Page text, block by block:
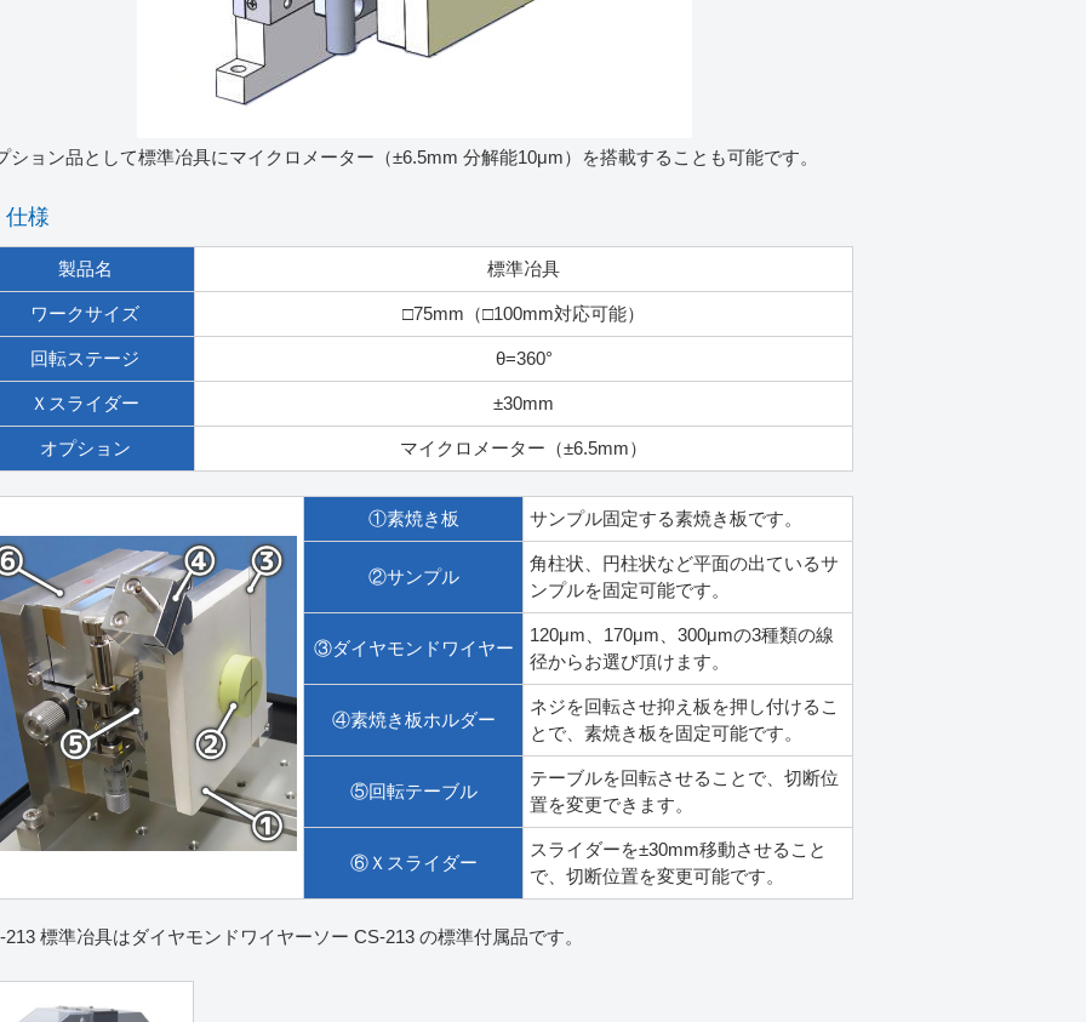
ション品として標準冶具にマイクロメーター（±6.5mm 分解能10μm）を搭載することも可能です。
仕様
製品名 標準冶具
ワークサイズ □75mm（□100mm対応可能）
回転ステージ θ=360°
Ｘスライダー ±30mm
オプション マイクロメーター（±6.5mm）
①素焼き板 サンプル固定する素焼き板です。
②サンプル
角柱状、円柱状など平面の出ているサ
ンプルを固定可能です。
③ダイヤモンドワイヤー
120μm、170μm、300μmの3種類の線
径からお選び頂けます。
④素焼き板ホルダー
ネジを回転させ抑え板を押し付けるこ
とで、素焼き板を固定可能です。
⑤回転テーブル
テーブルを回転させることで、切断位
置を変更できます。
⑥Ｘスライダー
スライダーを±30mm移動させること
で、切断位置を変更可能です。
213 標準冶具はダイヤモンドワイヤーソー CS-213 の標準付属品です。